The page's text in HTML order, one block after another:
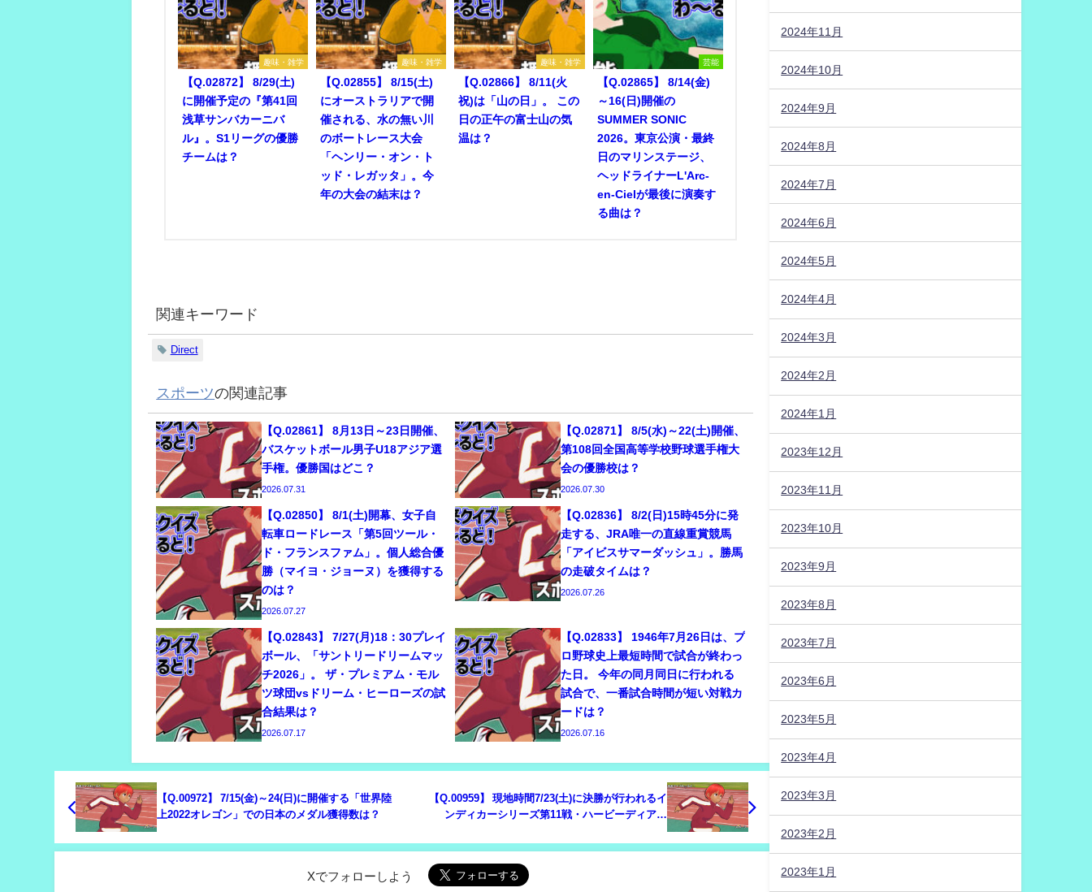
趣味・雑学
【Q.02872】 8/29(土)
に開催予定の『第41回
浅草サンバカーニバ
ル』。S1リーグの優勝
チームは？
趣味・雑学
【Q.02855】 8/15(土)
にオーストラリアで開
催される、水の無い川
のボートレース大会
「ヘンリー・オン・ト
ッド・レガッタ」。今
年の大会の結末は？
趣味・雑学
【Q.02866】 8/11(火
祝)は「山の日」。 この
日の正午の富士山の気
温は？
芸能
【Q.02865】 8/14(金)
～16(日)開催の
SUMMER SONIC
2026。東京公演・最終
日のマリンステージ、
ヘッドライナーL'Arc-
en-Cielが最後に演奏す
る曲は？
関連キーワード
Direct
スポーツの関連記事
【Q.02861】 8月13日～23日開催、
バスケットボール男子U18アジア選
手権。優勝国はどこ？
2026.07.31
【Q.02871】 8/5(水)～22(土)開催、
第108回全国高等学校野球選手権大
会の優勝校は？
2026.07.30
【Q.02850】 8/1(土)開幕、女子自
転車ロードレース「第5回ツール・
ド・フランスファム」。個人総合優
勝（マイヨ・ジョーヌ）を獲得する
のは？
2026.07.27
【Q.02836】 8/2(日)15時45分に発
走する、JRA唯一の直線重賞競馬
「アイビスサマーダッシュ」。勝馬
の走破タイムは？
2026.07.26
【Q.02843】 7/27(月)18：30プレイ
ボール、「サントリードリームマッ
チ2026」。 ザ・プレミアム・モル
ツ球団vsドリーム・ヒーローズの試
合結果は？
2026.07.17
【Q.02833】 1946年7月26日は、プ
ロ野球史上最短時間で試合が終わっ
た日。 今年の同月同日に行われる
試合で、一番試合時間が短い対戦カ
ードは？
2026.07.16
【Q.00972】 7/15(金)～24(日)に開催する「世界陸
上2022オレゴン」での日本のメダル獲得数は？
【Q.00959】 現地時間7/23(土)に決勝が行われるイ
ンディカーシリーズ第11戦・ハービーディアル
Xでフォローしよう
2024年11月
2024年10月
2024年9月
2024年8月
2024年7月
2024年6月
2024年5月
2024年4月
2024年3月
2024年2月
2024年1月
2023年12月
2023年11月
2023年10月
2023年9月
2023年8月
2023年7月
2023年6月
2023年5月
2023年4月
2023年3月
2023年2月
2023年1月